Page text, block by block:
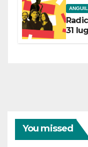
31
You missed